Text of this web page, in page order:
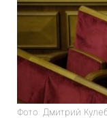
Фото: Дмитрий